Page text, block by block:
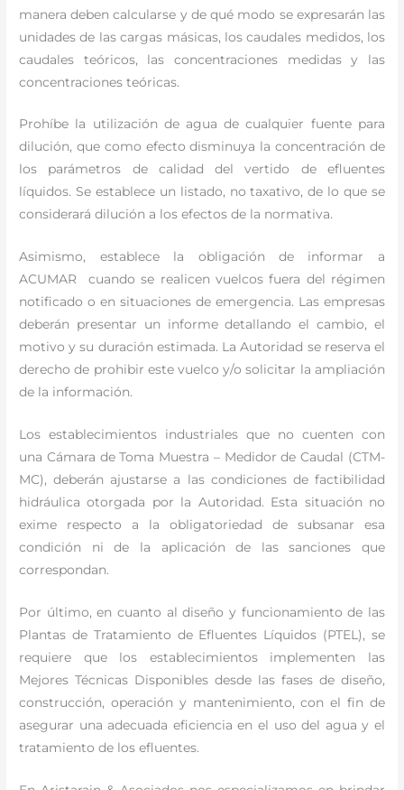
manera deben calcularse y de qué modo se expresarán las
unidades de las cargas másicas, los caudales medidos, los
caudales teóricos, las concentraciones medidas y las
concentraciones teóricas.
Prohíbe la utilización de agua de cualquier fuente para
dilución, que como efecto disminuya la concentración de
los parámetros de calidad del vertido de efluentes
líquidos. Se establece un listado, no taxativo, de lo que se
considerará dilución a los efectos de la normativa.
Asimismo, establece la obligación de informar a
ACUMAR cuando se realicen vuelcos fuera del régimen
notificado o en situaciones de emergencia. Las empresas
deberán presentar un informe detallando el cambio, el
motivo y su duración estimada. La Autoridad se reserva el
derecho de prohibir este vuelco y/o solicitar la ampliación
de la información.
Los establecimientos industriales que no cuenten con
una Cámara de Toma Muestra – Medidor de Caudal (CTM-
MC), deberán ajustarse a las condiciones de factibilidad
hidráulica otorgada por la Autoridad. Esta situación no
exime respecto a la obligatoriedad de subsanar esa
condición ni de la aplicación de las sanciones que
correspondan.
Por último, en cuanto al diseño y funcionamiento de las
Plantas de Tratamiento de Efluentes Líquidos (PTEL), se
requiere que los establecimientos implementen las
Mejores Técnicas Disponibles desde las fases de diseño,
construcción, operación y mantenimiento, con el fin de
asegurar una adecuada eficiencia en el uso del agua y el
tratamiento de los efluentes.